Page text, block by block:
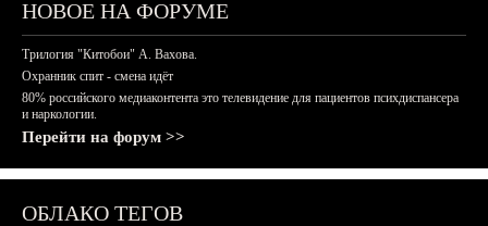
НОВОЕ НА ФОРУМЕ
Трилогия "Китобои" А. Вахова.
Охранник спит - смена идёт
80% российского медиаконтента это телевидение для пациентов психдиспансера
и наркологии.
Перейти на форум >>
ОБЛАКО ТЕГОВ